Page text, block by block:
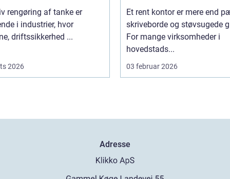
rengøring af tanke er
i industrier, hvor
driftssikkerhed ...
2026
Et rent kontor er mere end
skriveborde og støvsugede
For mange virksomheder i
hovedstads...
03 februar 2026
Adresse